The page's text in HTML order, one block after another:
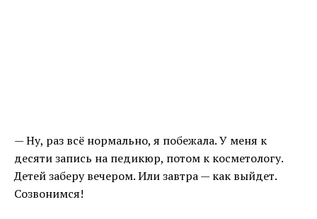
— Ну, раз всё нормально, я побежала. У меня к
десяти запись на педикюр, потом к косметологу.
Детей заберу вечером. Или завтра — как выйдет.
Созвонимся!